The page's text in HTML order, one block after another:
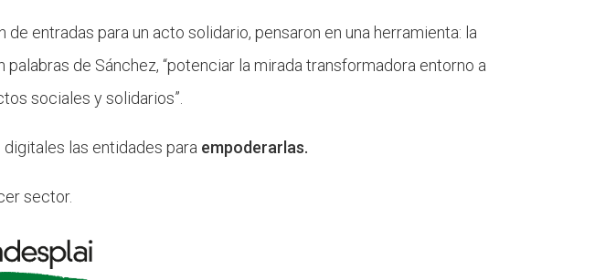
de entradas para un acto solidario, pensaron en una herramienta: la
palabras de Sánchez, “potenciar la mirada transformadora entorno a
sociales y solidarios”.
las entidades para empoderarlas.
sector.